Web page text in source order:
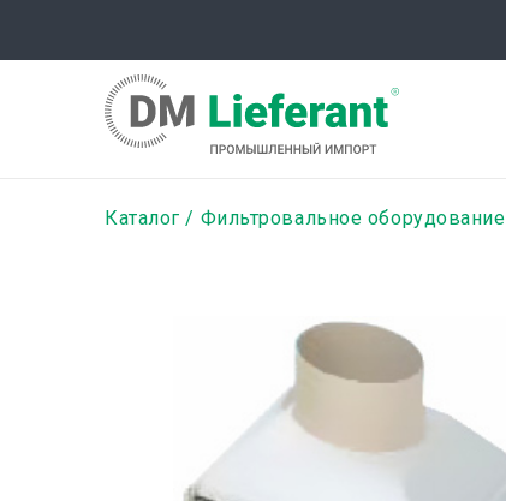
содержанию
Строка
Каталог Фильтровальное оборудование